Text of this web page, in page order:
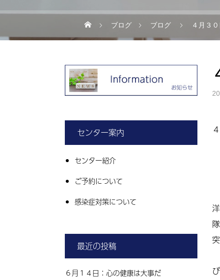
ブログ ブログ ４月３
センター案内
センター紹介
ご予約について
感染症対策について
最近の投稿
６月１４日：心の健康は大事だ